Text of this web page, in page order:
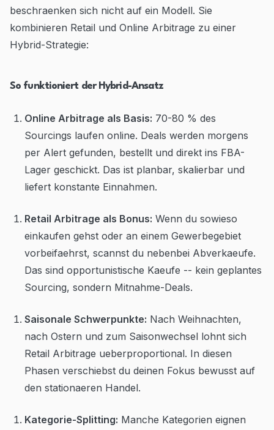
beschraenken sich nicht auf ein Modell. Sie
kombinieren Retail und Online Arbitrage zu einer
Hybrid-Strategie:
So funktioniert der Hybrid-Ansatz
Online Arbitrage als Basis: 70-80 % des
Sourcings laufen online. Deals werden morgens
per Alert gefunden, bestellt und direkt ins FBA-
Lager geschickt. Das ist planbar, skalierbar und
liefert konstante Einnahmen.
Retail Arbitrage als Bonus: Wenn du sowieso
einkaufen gehst oder an einem Gewerbegebiet
vorbeifaehrst, scannst du nebenbei Abverkaeufe.
Das sind opportunistische Kaeufe -- kein geplantes
Sourcing, sondern Mitnahme-Deals.
Saisonale Schwerpunkte: Nach Weihnachten,
nach Ostern und zum Saisonwechsel lohnt sich
Retail Arbitrage ueberproportional. In diesen
Phasen verschiebst du deinen Fokus bewusst auf
den stationaeren Handel.
Kategorie-Splitting: Manche Kategorien eignen